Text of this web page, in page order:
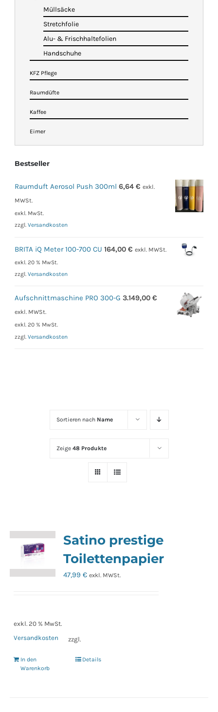
Sortieren nach Name
Zeige 48 Produkte
Satino prestige
Toilettenpapier
47,99€ exkl. MWSt.
exkl. 20 % MwSt.
zzgl.
Versandkosten
In den
Warenkorb
Details
Müllsäcke
Stretchfolie
Alu- & Frischhaltefolien
Handschuhe
KFZ Pflege
Raumdüfte
Kaffee
Eimer
Bestseller
Raumduft Aerosol Push 300ml 6,64 € exkl.
MWSt.
exkl. MwSt.
zzgl. Versandkosten
BRITA iQ Meter 100-700 CU 164,00 € exkl. MWSt.
exkl. 20 % MwSt.
zzgl. Versandkosten
Aufschnittmaschine PRO 300-G 3.149,00 €
exkl. MWSt.
exkl. 20 % MwSt.
zzgl. Versandkosten